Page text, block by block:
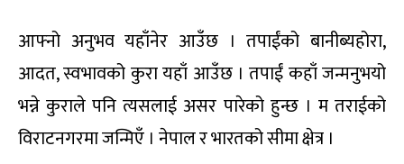
आफ्नो अनुभव यहाँनेर आउँछ । तपाईंको बानीब्यहोरा,
आदत, स्वभावको कुरा यहाँ आउँछ । तपाईं कहाँ जन्मनुभयो
भन्ने कुराले पनि त्यसलाई असर पारेको हुन्छ । म तराईको
विराटनगरमा जन्मिएँ । नेपाल र भारतको सीमा क्षेत्र ।